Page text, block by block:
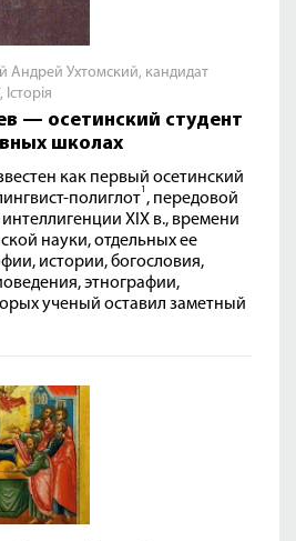
Андрей Ухтомский, кандидат
, Історія
— осетинский студент
школах
как первый осетинский
полиглот
1
, передовой
XIX в., времени
науки, отдельных ее
истории, богословия,
этнографии,
ученый оставил заметный